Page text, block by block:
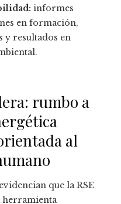
informes
en formación,
y resultados en
rumbo a
al
que la RSE
herramienta